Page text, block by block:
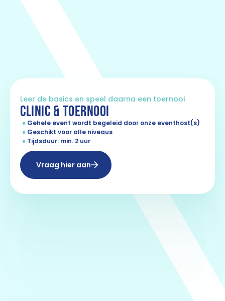
Leer de basics en speel daarna een toernooi
CLINIC & TOERNOOI
Gehele event wordt begeleid door onze eventhost(s)
Geschikt voor alle niveaus
Tijdsduur: min. 2 uur
Vraag hier aan